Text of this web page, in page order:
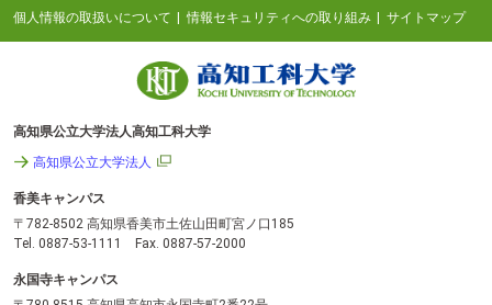
個人情報の取扱いについて 情報セキュリティへの取り組み サイトマップ
高知県公立大学法人高知工科大学
高知県公立大学法人
香美キャンパス
〒782-8502 高知県香美市土佐山田町宮ノ口185
Tel. 0887-53-1111 Fax. 0887-57-2000
永国寺キャンパス